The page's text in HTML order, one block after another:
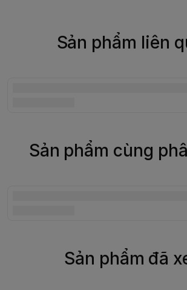
Sản phẩm liên
Sản phẩm cùng
Sản phẩm đã